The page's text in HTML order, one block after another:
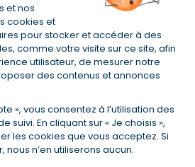
et nos
cookies et
pour stocker et accéder à des
comme votre visite sur ce site, afin
utilisateur, de mesurer notre
des contenus et annonces
», vous consentez à l’utilisation des
suivi. En cliquant sur « Je choisis »,
les cookies que vous acceptez. Si
nous n’en utiliserons aucun.
et selon votre profil
d'un prêt amortissable de 330
accordé à un salarié non cadre assuré à
IPP) âgé de 36 ans fumeur et une personne
% (décès, PTIA, IPP, ITT, IPP) âgée de 35
sans risque médical connu. Au
proposée par la banque 179,08 €/mois
en moyenne au 14/07/2022 avec
coût total de l'assurance : 15 117,65 €).
consommation d'un montant fixé entre
profil et durée.